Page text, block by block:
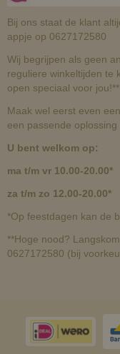
Bij ons staat de klant
appje op 0627172580
Wij begrijpen als geen
reguliere winkeltijden te
open speciaal voor jou!**
Maak wel eerst even
een passende oplossing
U bent welkom op:
ma t/m vr 10.00-20.00*
za t/m zo 12.00-20.00*
*Op feestdagen kan de
**Hoge nood?
0627172580 (bij